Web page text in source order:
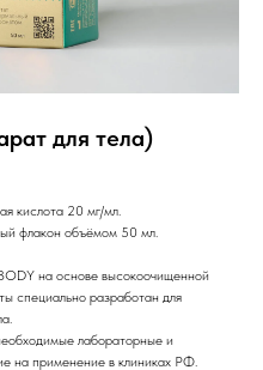
для тела)
кислота 20 мг/мл.
флакон объёмом 50 мл.
на основе высокоочищенной
специально разработан для
лабораторные и
на применение в клиниках РФ.